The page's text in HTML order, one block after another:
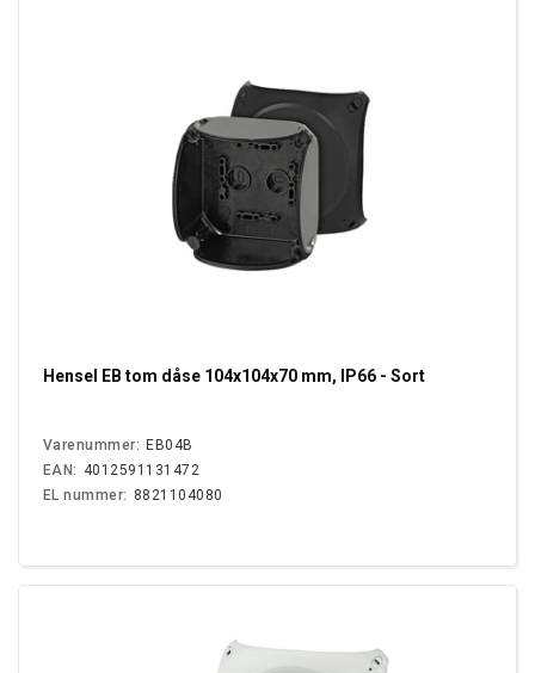
Hensel EB tom dåse 104x104x70 mm, IP66 - Sort
Varenummer: EB04B
EAN: 4012591131472
EL nummer: 8821104080